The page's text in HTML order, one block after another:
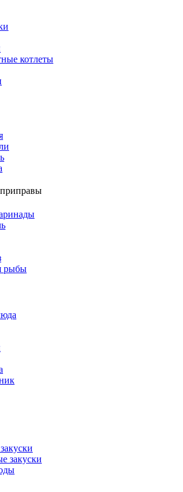
котлеты
рыбы
закуски